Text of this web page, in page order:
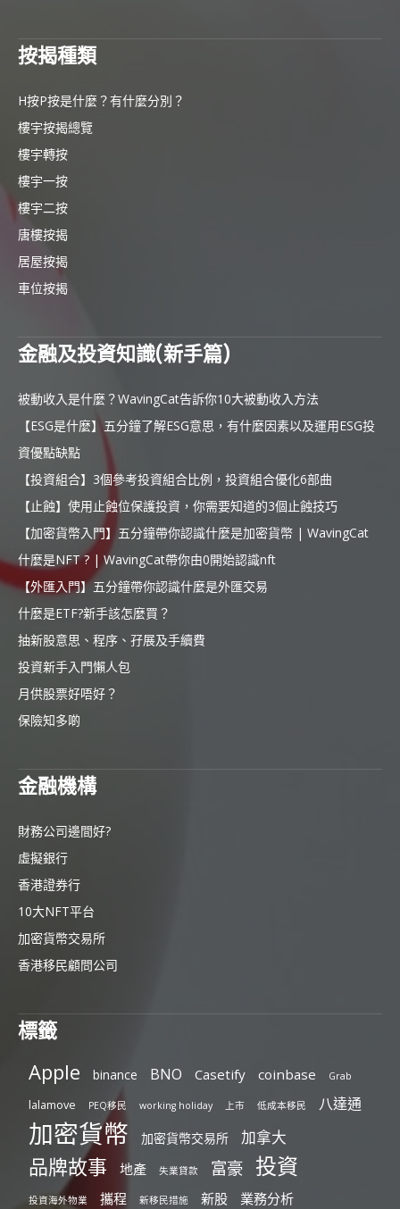
按揭種類
H按P按是什麼？有什麼分別？
樓宇按揭總覽
樓宇轉按
樓宇一按
樓宇二按
唐樓按揭
居屋按揭
車位按揭
金融及投資知識(新手篇)
被動收入是什麼？WavingCat告訴你10大被動收入方法
【ESG是什麼】五分鐘了解ESG意思，有什麼因素以及運用ESG投
資優點缺點
【投資組合】3個參考投資組合比例，投資組合優化6部曲
【止蝕】使用止蝕位保護投資，你需要知道的3個止蝕技巧
【加密貨幣入門】五分鐘帶你認識什麼是加密貨幣 | WavingCat
什麼是NFT ? | WavingCat帶你由0開始認識nft
【外匯入門】五分鐘帶你認識什麼是外匯交易
什麼是ETF?新手該怎麼買？
抽新股意思、程序、孖展及手續費
投資新手入門懶人包
月供股票好唔好？
保險知多啲
金融機構
財務公司邊間好?
虛擬銀行
香港證券行
10大NFT平台
加密貨幣交易所
香港移民顧問公司
標籤
Apple binance BNO Casetify coinbase Grab
lalamove PEQ移民 working holiday 上市 低成本移民 八達通
加密貨幣 加密貨幣交易所 加拿大
品牌故事 地產 失業貸款 富豪 投資
投資海外物業 攜程 新移民措施 新股 業務分析